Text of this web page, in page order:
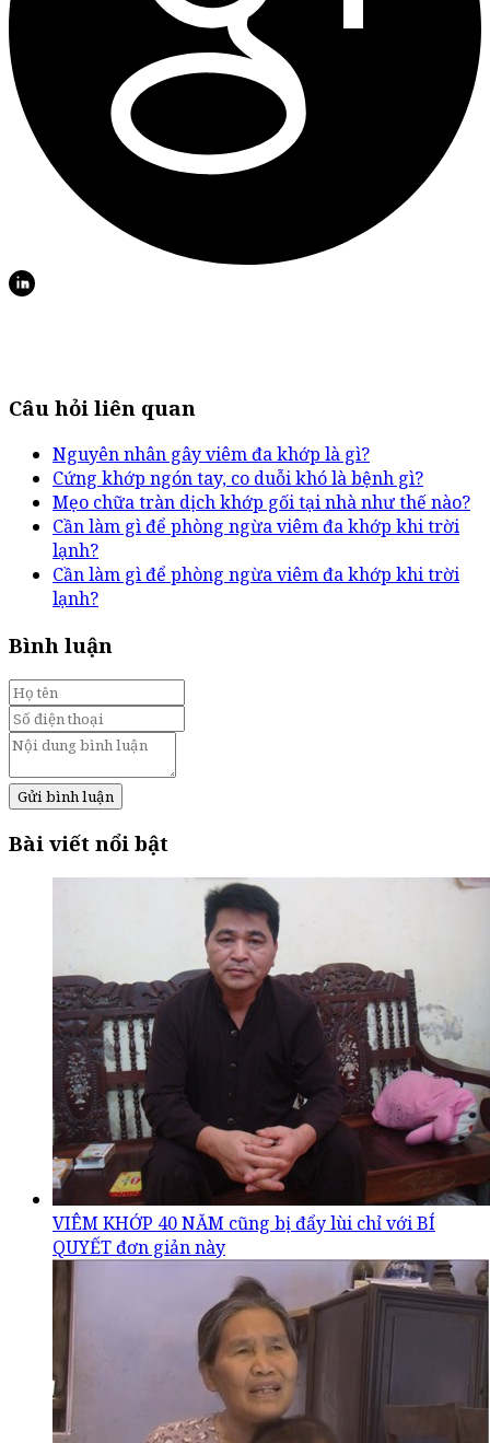
Câu hỏi liên quan
Nguyên nhân gây viêm đa khớp là gì?
Cứng khớp ngón tay, co duỗi khó là bệnh gì?
Mẹo chữa tràn dịch khớp gối tại nhà như thế nào?
Cần làm gì để phòng ngừa viêm đa khớp khi trời
lạnh?
Cần làm gì để phòng ngừa viêm đa khớp khi trời
lạnh?
Bình luận
Gửi bình luận
Bài viết nổi bật
VIÊM KHỚP 40 NĂM cũng bị đẩy lùi chỉ với BÍ
QUYẾT đơn giản này